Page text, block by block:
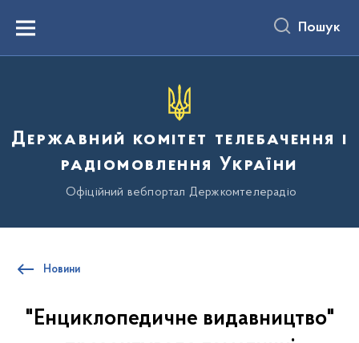
вмістуMenu Пошук
Державний комітет телебачення і
радіомовлення України
Офіційний вебпортал Держкомтелерадіо
Новини
"Енциклопедичне видавництво"